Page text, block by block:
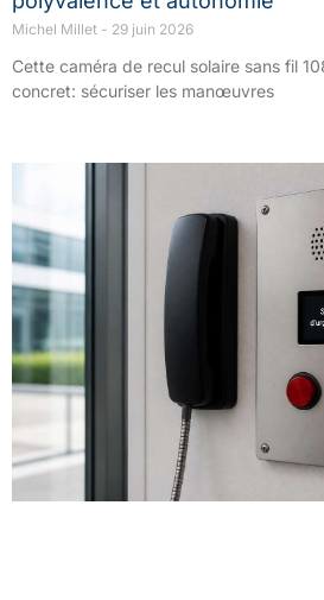
Michel Millet 29 juin 2026
Cette caméra de recul solaire sans fil
concret: sécuriser les manœuvres